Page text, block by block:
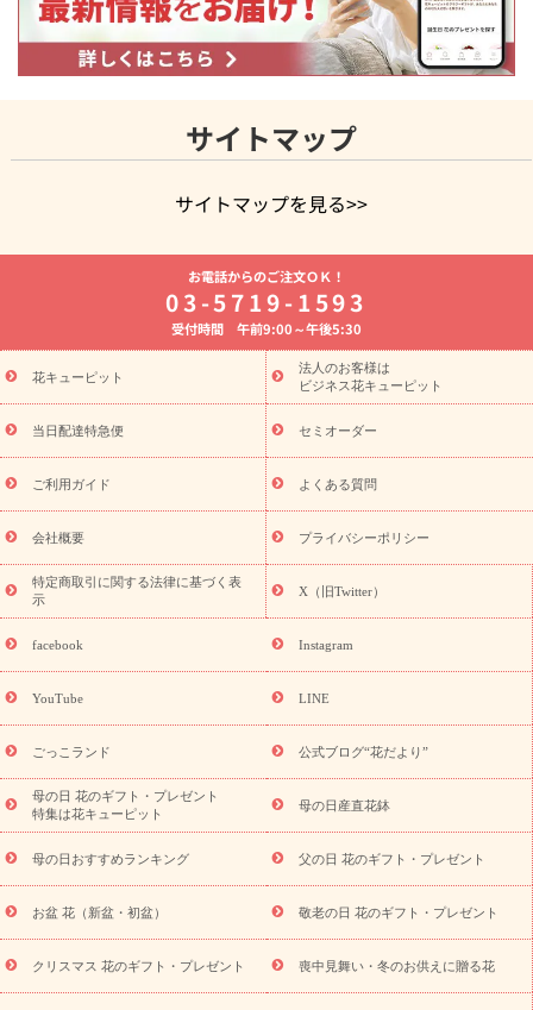
サイトマップ
サイトマップを見る>>
よく贈られる花
お祝いの花特集
誕生日フラワーギフト特集
8月の誕生花(トルコキキョウ)
開店・開業祝い
お供え・お悔やみ お供え・お悔やみの花
通夜・葬儀に贈る花 胡蝶蘭・花鉢
ーブドフラワー
季節のイベント
ひまわり ギフト・プレゼント
特集
お盆 花（新盆・初盆） 季節のイベント
お盆 花（新
盆・初盆）
お盆 花（新盆・初盆）
お盆・お供え 花とセットギ
フト
お盆・お供え プリザーブドフラワー
ひまわり ギフト・プ
レゼント特集
夏の花贈り・お中元・暑中見舞い 花のギフト特集
敬老の日におくる花ギフト・プレゼント特集
花ギフト・プレゼント特集
敬老の日 花のおすすめランキング
敬
老の日 花鉢植えのギフト・プレゼント特集
敬老の日 花とセットギ
フト・プレゼント特集
敬老の日の花 全てのギフト一覧
キャン
ペーン
「きょう誕生日なんです」キャンペーン
探す
誕生日フラワーギフト 誕生日フラワーギフト特集
誕生
日フラワーギフト商品一覧
ユリ トルコキキョウ
誕生花(トルコキキョウ)
9月の誕生花(リンドウ)
誕生日セット
ギフト
「きょう誕生日なんです」キャンペーン
用途から探す お祝いの花特集 当日配達特急便
お祝い商品
一覧
お祝い 新築・引っ越し祝い
結婚記念日
結婚祝い 出産祝い 退院祝い・快気祝い
還暦
祝い・長寿祝い
プチギフト ペットのお祝いフラワー
元・暑中見舞い
敬老の日
お供え
お供え・お悔やみ商品一覧 お供え・お悔やみの花
十九日法要以降に贈る花
通夜・葬儀に贈る花
お供え お花とセッ
お盆（新盆・初盆）
お祝い返し お見舞い
お取り
プリザーブドフラワー
スタイルから探す
アレンジメント
お電話からのご注文ＯＫ！
03-5719-1593
受付時間 午前9:00～午後5:30
花キューピット
法人のお客様は
ビジネス花キューピット
当日配達特急便 セミオーダー
ご利用ガイド よくある質問
会社概要 プライバシーポリシー
特定商取引に関する法律に基づく表
示
X（旧Twitter）
facebook Instagram
YouTube LINE
ごっこランド 公式ブログ“花だより”
母の日 花のギフト・プレゼント
特集は花キューピット
母の日産直花鉢
母の日おすすめランキング 父の日 花のギフト・プレゼント
お盆 花（新盆・初盆） 敬老の日 花のギフト・プレゼント
クリスマス 花のギフト・プレゼント 喪中見舞い・冬のお供えに贈る花